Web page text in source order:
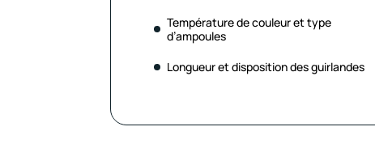
Température de couleur et type
d’ampoules
Longueur et disposition des guirlandes